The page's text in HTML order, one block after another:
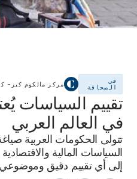
في
الصحافة
مركز مالكوم كير–
تقييم السياسات
في العالم العربي
تتولى الحكومات العربية
السياسات المالية
إلى أي تقييم دقيق